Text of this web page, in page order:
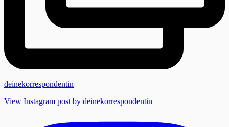
deinekorrespondentin
View Instagram post by deinekorrespondentin